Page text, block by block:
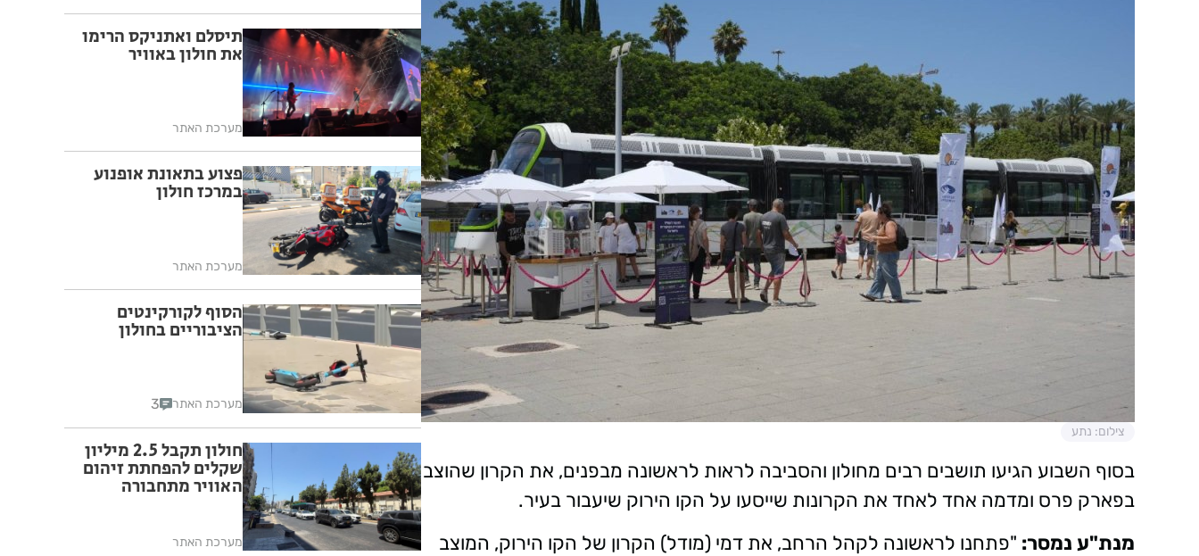
צילום: נתע
בסוף השבוע הגיעו תושבים רבים מחולון והסביבה לראות לראשונה מבפנים, את הקרון שהוצב
בפארק פרס ומדמה אחד לאחד את הקרונות שייסעו על הקו הירוק שיעבור בעיר.
מנת"ע נמסר: "פתחנו לראשונה לקהל הרחב, את דמי (מודל) הקרון של הקו הירוק, המוצב
תיסלם ואתניקס הרימו
את חולון באוויר
מערכת האתר
פצוע בתאונת אופנוע
במרכז חולון
מערכת האתר
הסוף לקורקינטים
הציבוריים בחולון
מערכת האתר 3
חולון תקבל 2.5 מיליון
שקלים להפחתת זיהום
האוויר מתחבורה
מערכת האתר